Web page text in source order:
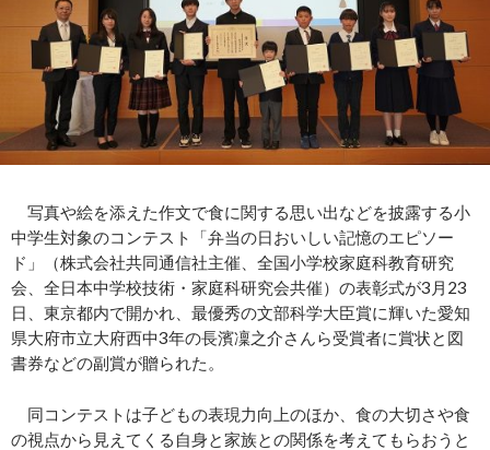
写真や絵を添えた作文で食に関する思い出などを披露する小
中学生対象のコンテスト「弁当の日おいしい記憶のエピソー
ド」（株式会社共同通信社主催、全国小学校家庭科教育研究
会、全日本中学校技術・家庭科研究会共催）の表彰式が3月23
日、東京都内で開かれ、最優秀の文部科学大臣賞に輝いた愛知
県大府市立大府西中3年の長濱凜之介さんら受賞者に賞状と図
書券などの副賞が贈られた。
同コンテストは子どもの表現力向上のほか、食の大切さや食
の視点から見えてくる自身と家族との関係を考えてもらおうと